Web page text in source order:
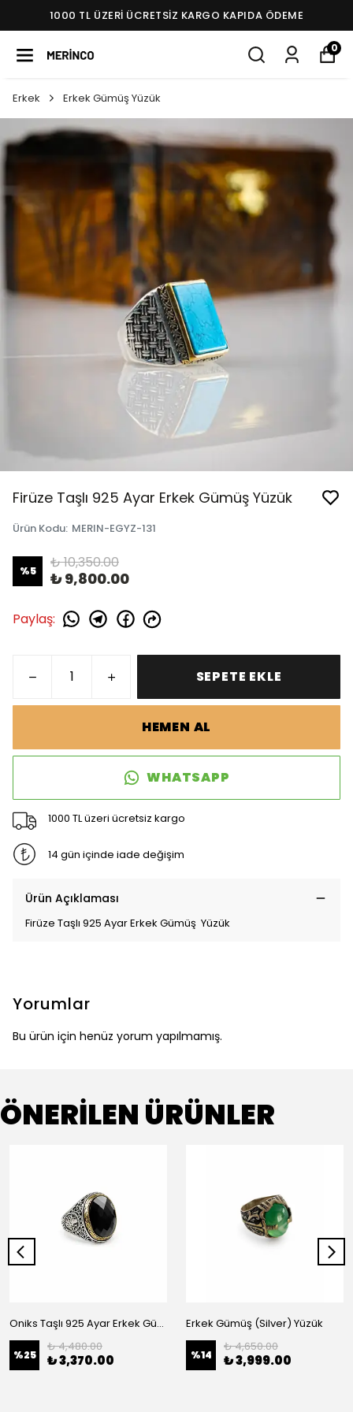
1000 TL ÜZERI ÜCRETSIZ KARGO KAPIDA ÖDEME
0
Erkek Erkek Gümüş Yüzük
Firüze Taşlı 925 Ayar Erkek Gümüş Yüzük
Ürün Kodu: MERIN-EGYZ-131
%5 ₺ 10,350.00
₺ 9,800.00
Paylaş:
SEPETE EKLE
HEMEN AL
WHATSAPP
1000 TL üzeri ücretsiz kargo
14 gün içinde iade değişim
Ürün Açıklaması
Firüze Taşlı 925 Ayar Erkek Gümüş Yüzük
Yorumlar
Bu ürün için henüz yorum yapılmamış.
ÖNERİLEN ÜRÜNLER
Oniks Taşlı 925 Ayar Erkek Gümüş (Silver) Yüzük
%25
₺ 4,480.00
₺ 3,370.00
Erkek Gümüş (Silver) Yüzük
%14
₺ 4,650.00
₺ 3,999.00